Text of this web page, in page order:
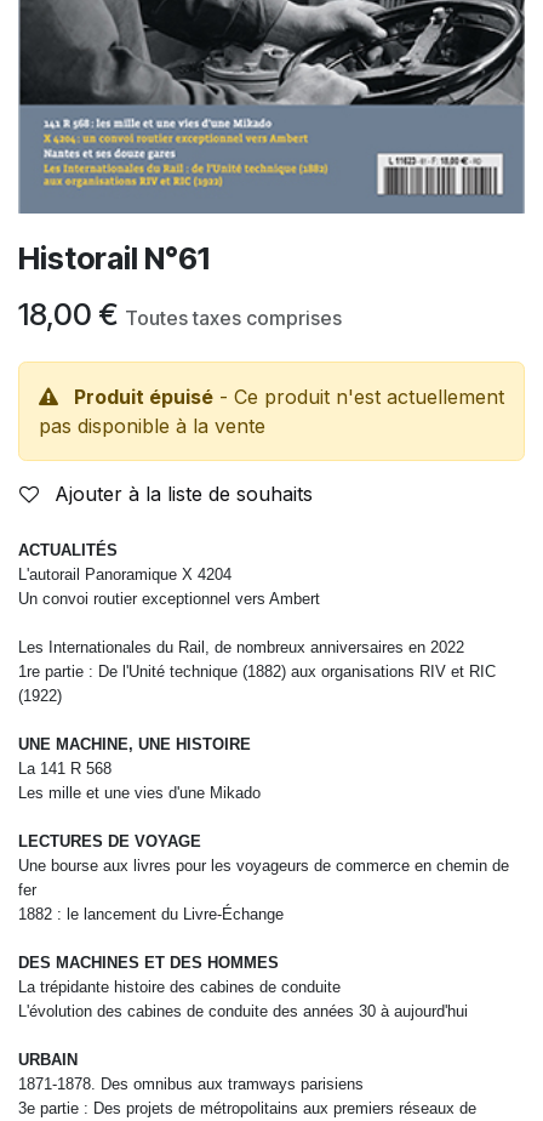
Historail N°61
18,00 € Toutes taxes comprises
Produit épuisé - Ce produit n'est actuellement
pas disponible à la vente
Ajouter à la liste de souhaits
ACTUALITÉS
L'autorail Panoramique X 4204
Un convoi routier exceptionnel vers Ambert
Les Internationales du Rail, de nombreux anniversaires en 2022
1re partie : De l'Unité technique (1882) aux organisations RIV et RIC
(1922)
UNE MACHINE, UNE HISTOIRE
La 141 R 568
Les mille et une vies d'une Mikado
LECTURES DE VOYAGE
Une bourse aux livres pour les voyageurs de commerce en chemin de
fer
1882 : le lancement du Livre-Échange
DES MACHINES ET DES HOMMES
La trépidante histoire des cabines de conduite
L'évolution des cabines de conduite des années 30 à aujourd'hui
URBAIN
1871-1878. Des omnibus aux tramways parisiens
3e partie : Des projets de métropolitains aux premiers réseaux de